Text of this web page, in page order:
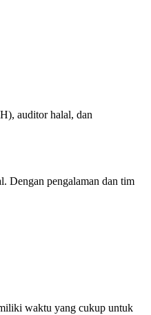
auditor halal, dan
Dengan pengalaman dan tim
waktu yang cukup untuk